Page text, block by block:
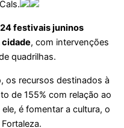
24 festivais juninos
, com intervenções
quadrilhas.
os recursos destinados à
de 155% com relação ao
é fomentar a cultura, o